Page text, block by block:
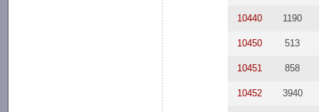
10440 1190
10450 513
10451 858
10452 3940